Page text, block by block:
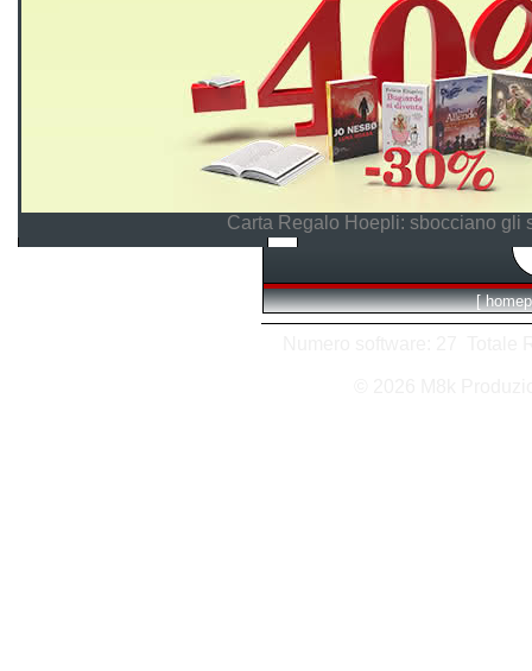
Carta Regalo Hoepli: sbocciano gli
[